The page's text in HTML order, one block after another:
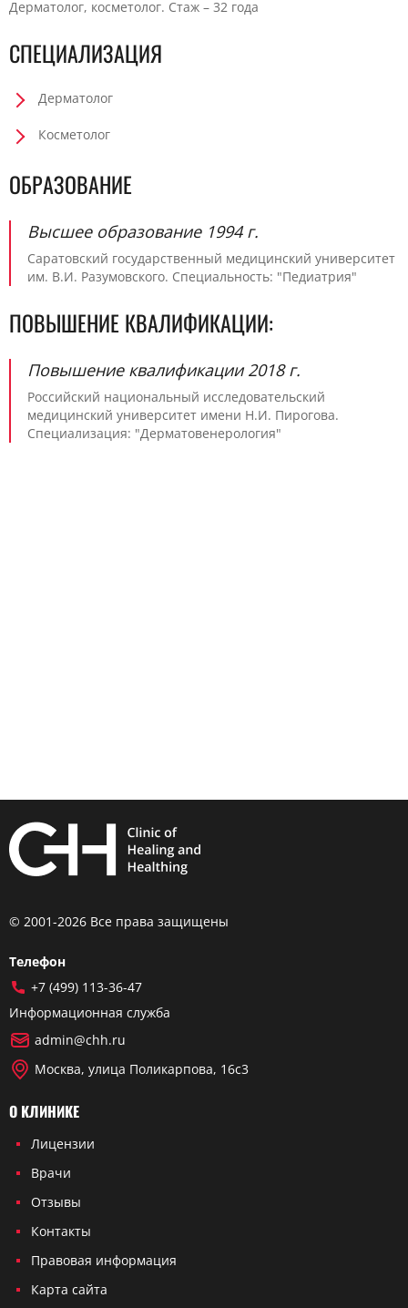
Дерматолог, косметолог. Стаж – 32 года
СПЕЦИАЛИЗАЦИЯ
Дерматолог
Косметолог
ОБРАЗОВАНИЕ
Высшее образование 1994 г.
Саратовский государственный медицинский университет
им. В.И. Разумовского. Специальность: "Педиатрия"
ПОВЫШЕНИЕ КВАЛИФИКАЦИИ:
Повышение квалификации 2018 г.
Российский национальный исследовательский
медицинский университет имени Н.И. Пирогова.
Специализация: "Дерматовенерология"
© 2001-2026 Все права защищены
Телефон
+7 (499) 113-36-47
Информационная служба
admin@chh.ru
Москва, улица Поликарпова, 16с3
О КЛИНИКЕ
Лицензии
Врачи
Отзывы
Контакты
Правовая информация
Карта сайта